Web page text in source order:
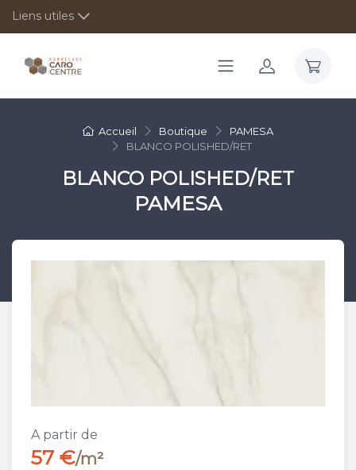
Liens utiles
Accueil Boutique
PAMESA
BLANCO POLISHED/RET
BLANCO POLISHED/RET
PAMESA
A partir de
57 €/m²